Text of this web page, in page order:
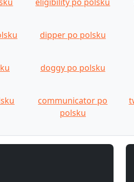
dipper po polsku
doggy po polsku
communicator po
polsku